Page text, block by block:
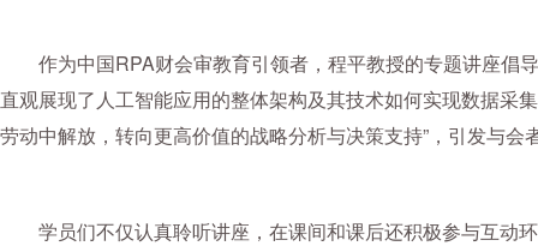
作为中国RPA财会审教育引领者，程平教授的专题讲座倡
直观展现了人工智能应用的整体架构及其技术如何实现数据采
劳动中解放，转向更高价值的战略分析与决策支持”，引发与会
学员们不仅认真聆听讲座，在课间和课后还积极参与互动